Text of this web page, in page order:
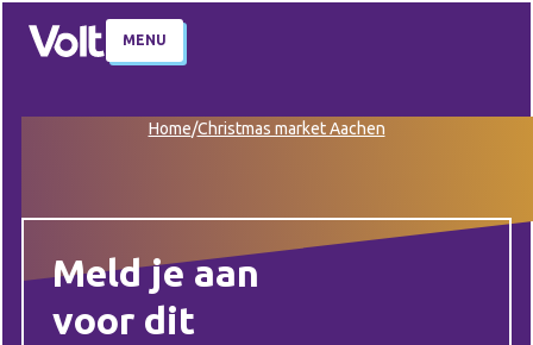
MENU
Home/Christmas market Aachen
Meld je aan
voor dit